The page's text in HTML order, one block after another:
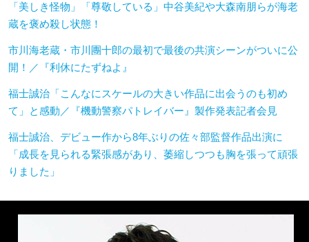
「美しき怪物」「尊敬している」中谷美紀や大森南朋らが海老
蔵を褒め殺し状態！
市川海老蔵・市川團十郎の最初で最後の共演シーンがついに公
開！／『利休にたずねよ』
福士誠治「こんなにスケールの大きい作品に出会うのも初め
て」と感動／『機動警察パトレイバー』製作発表記者会見
福士誠治、デビュー作から8年ぶりの佐々部監督作品出演に
「成長を見られる緊張感があり、萎縮しつつも胸を張って頑張
りました」